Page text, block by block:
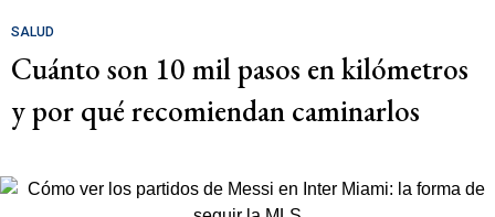
SALUD
Cuánto son 10 mil pasos en kilómetros
y por qué recomiendan caminarlos